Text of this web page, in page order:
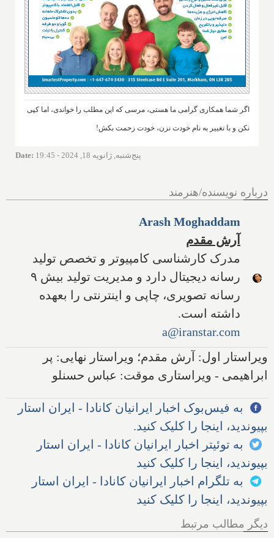
اگر شما همکاری گرامی ما هستی، مرسی که این مطلب را خواندی، اما کپی
نکن و با تغییر به نام خودت نزن، خودت زحمت بکش!
Date: پنج‌شنبه, ژانویه 18, 2024 - 19:45
درباره نویسنده/هنرمند
Arash Moghaddam
آرش مقدم
مدرک کارشناسی کامپیوتر و تخصص تولید
رسانه دیجیتال دارد و مدیریت تولید بیش ۹
رسانه تصویری، چاپی و اینترنتی را بعهده
داشته است.
a@iranstar.com
ویراستار اول: آرش مقدم؛ ویراستار نهایی: پر
ابراهیمی - ویراستاری موقت: عباس حسنلو
به فیس‌بوک اخبار ایرانیان کانادا - ایران استار
بپیوندید، اینجا را کلیک کنید.
به توئیتر اخبار ایرانیان کانادا - ایران استار
بپیوندید، اینجا را کلیک کنید
به تلگرام اخبار ایرانیان کانادا - ایران استار
بپیوندید، اینجا را کلیک کنید
دیگر مطالب مرتبط